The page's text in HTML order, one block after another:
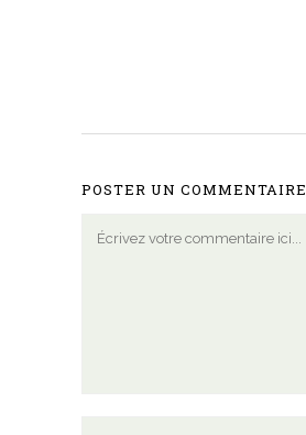
POSTER UN COMMENTAIRE